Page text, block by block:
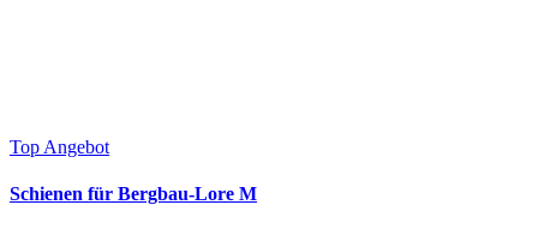
Top Angebot
Schienen für Bergbau-Lore M